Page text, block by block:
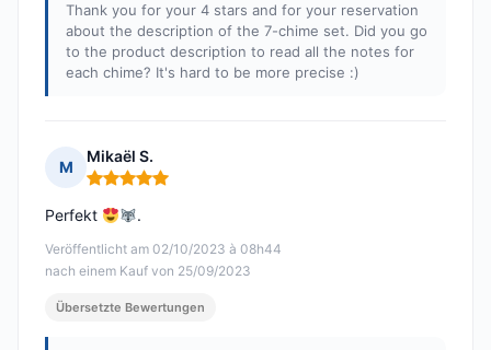
Thank you for your 4 stars and for your reservation
about the description of the 7-chime set. Did you go
to the product description to read all the notes for
each chime? It's hard to be more precise :)
M
Mikaël S.
Hinweis: 5 von 5
Veröffentlicht am 02/10/2023 à 08h44
nach einem Kauf von 25/09/2023
Perfekt .
Übersetzte Bewertungen